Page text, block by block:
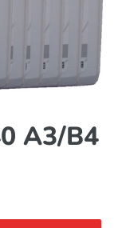
A3/B4